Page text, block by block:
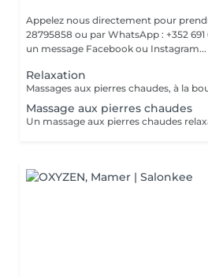
Appelez nous directement pour
28795858 ou par WhatsApp : +352 691
un message Facebook ou Instagram...
Relaxation
Massage aux pierres chaudes